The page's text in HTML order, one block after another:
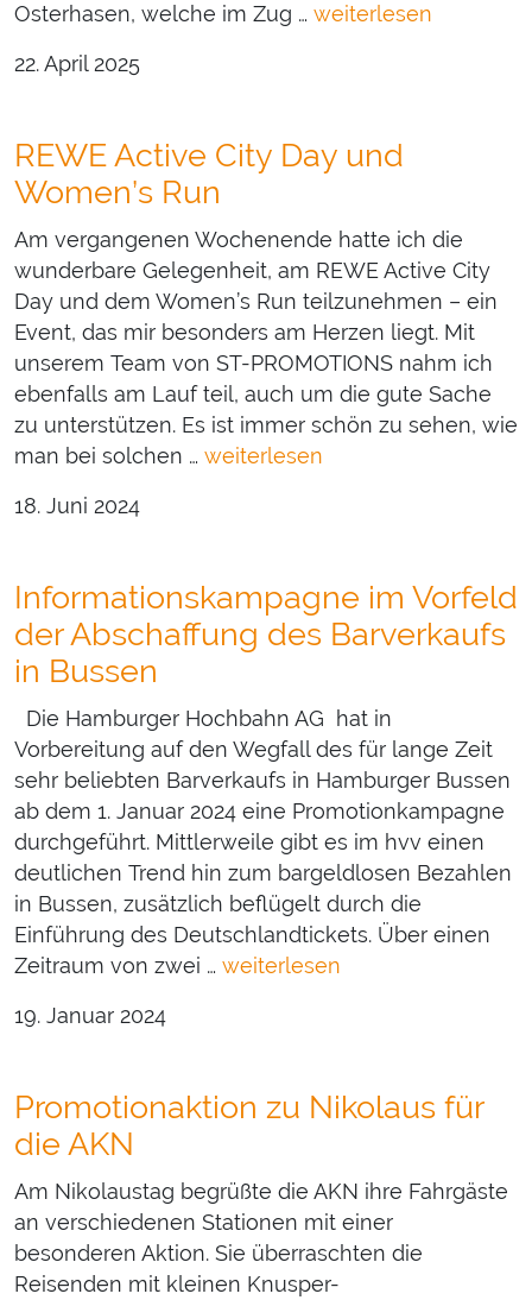
Osterhasen, welche im Zug … weiterlesen
22. April 2025
REWE Active City Day und
Women’s Run
Am vergangenen Wochenende hatte ich die
wunderbare Gelegenheit, am REWE Active City
Day und dem Women’s Run teilzunehmen – ein
Event, das mir besonders am Herzen liegt. Mit
unserem Team von ST-PROMOTIONS nahm ich
ebenfalls am Lauf teil, auch um die gute Sache
zu unterstützen. Es ist immer schön zu sehen, wie
man bei solchen … weiterlesen
18. Juni 2024
Informationskampagne im Vorfeld
der Abschaffung des Barverkaufs
in Bussen
Die Hamburger Hochbahn AG hat in
Vorbereitung auf den Wegfall des für lange Zeit
sehr beliebten Barverkaufs in Hamburger Bussen
ab dem 1. Januar 2024 eine Promotionkampagne
durchgeführt. Mittlerweile gibt es im hvv einen
deutlichen Trend hin zum bargeldlosen Bezahlen
in Bussen, zusätzlich beflügelt durch die
Einführung des Deutschlandtickets. Über einen
Zeitraum von zwei … weiterlesen
19. Januar 2024
Promotionaktion zu Nikolaus für
die AKN
Am Nikolaustag begrüßte die AKN ihre Fahrgäste
an verschiedenen Stationen mit einer
besonderen Aktion. Sie überraschten die
Reisenden mit kleinen Knusper-